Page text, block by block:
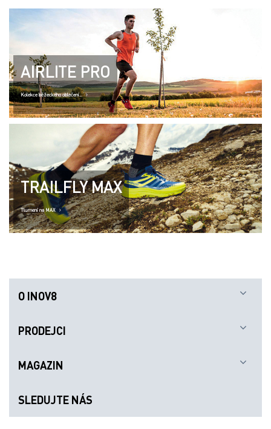
AIRLITE PRO
Kolekce běžeckého oblečení..
TRAILFLY MAX
Tlumení na MAX
O INOV8
PRODEJCI
MAGAZIN
SLEDUJTE NÁS